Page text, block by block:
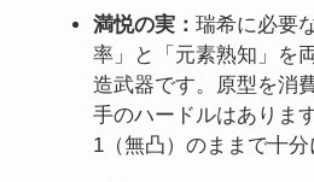
満悦の実：瑞希に必要
率」と「元素熟知」を
造武器です。原型を消
手のハードルはありま
1（無凸）のままで十分